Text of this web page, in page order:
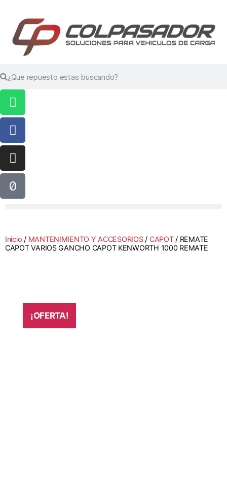
Inicio / MANTENIMIENTO Y ACCESORIOS/ CAPOT/ REMATE
CAPOT VARIOS GANCHO CAPOT KENWORTH 1000 REMATE
¡OFERTA!